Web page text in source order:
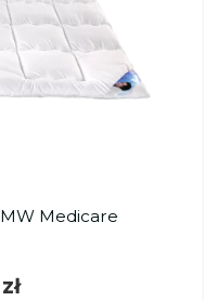
Medicare